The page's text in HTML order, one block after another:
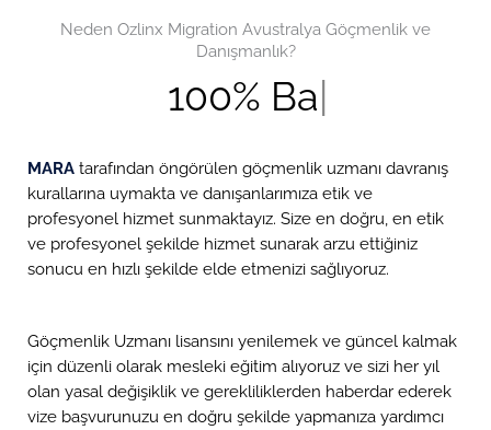
Neden Ozlinx Migration Avustralya Göçmenlik ve
Danışmanlık?
100% Başarı Garantisi
MARA tarafından öngörülen göçmenlik uzmanı davranış
kurallarına uymakta ve danışanlarımıza etik ve
profesyonel hizmet sunmaktayız. Size en doğru, en etik
ve profesyonel şekilde hizmet sunarak arzu ettiğiniz
sonucu en hızlı şekilde elde etmenizi sağlıyoruz.
Göçmenlik Uzmanı lisansını yenilemek ve güncel kalmak
için düzenli olarak mesleki eğitim alıyoruz ve sizi her yıl
olan yasal değişiklik ve gerekliliklerden haberdar ederek
vize başvurunuzu en doğru şekilde yapmanıza yardımcı